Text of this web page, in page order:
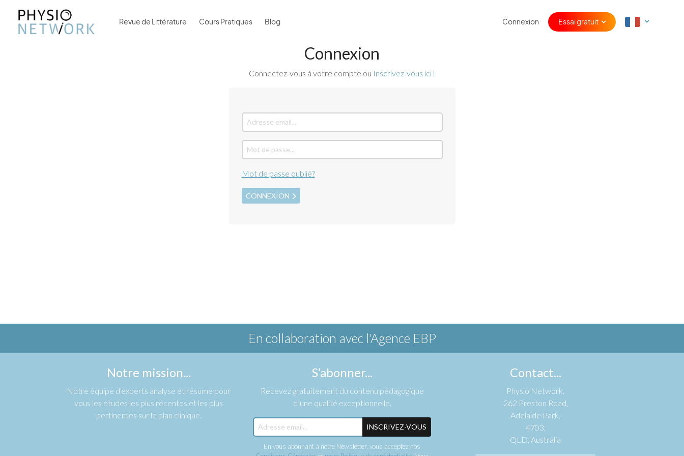
Revue de Littérature Cours Pratiques Blog Connexion Essai gratuit
Connexion
Connectez-vous à votre compte ou Inscrivez-vous ici !
Mot de passe oublié?
CONNEXION
En collaboration avec l'Agence EBP
Notre mission...
Notre équipe d'experts analyse et résume pour
vous les études les plus récentes et les plus
pertinentes sur le plan clinique.
S’abonner...
Recevez gratuitement du contenu pédagogique
d’une qualité exceptionnelle.
INSCRIVEZ-VOUS
En vous abonnant à notre Newsletter, vous acceptez nos
Contact...
Physio Network,
262 Preston Road,
Adelaide Park,
4703,
QLD, Australia